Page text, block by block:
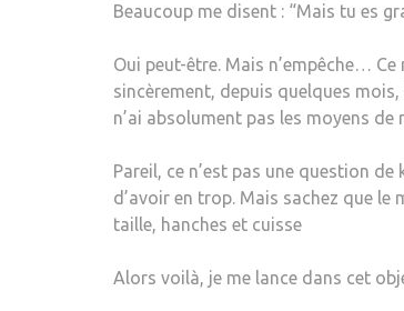
Beaucoup me disent : “Mais tu es
Oui peut-être. Mais n’empêche…
sincèrement, depuis quelques
n’ai absolument pas les moyens
Pareil, ce n’est pas une question
d’avoir en trop. Mais sachez que
taille, hanches et cuisse
Alors voilà, je me lance dans cet